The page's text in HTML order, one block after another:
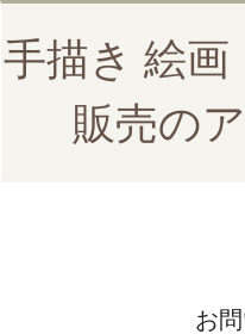
手描き 絵画
販売の
お